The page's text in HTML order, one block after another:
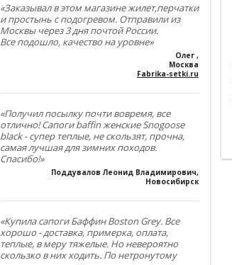
«Заказывал в этом магазине жилет,перчатки
и простынь с подогревом. Отправили из
Москвы через 3 дня почтой России.
Все подошло, качество на уровне»
Олег ,
Москва
Fabrika-setki.ru
«Получил посылку почти вовремя, все
отлично! Сапоги baffin женские Snogoose
black - супер теплые, не скользят, прочна,
самая лучшая для зимних походов.
Спасибо!»
Поддувалов Леонид Владимирович,
Новосибирск
«Купила сапоги Баффин Boston Grey. Все
хорошо - доставка, примерка, оплата,
теплые, в меру тяжелые. Но невероятно
скользко в них ходить. По нетронутому